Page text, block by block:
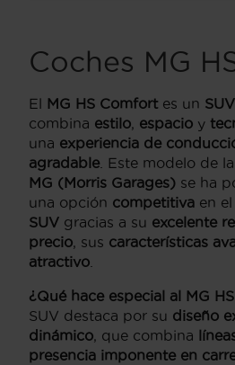
Coches MG
El MG HS Comfort es un
combina estilo espacio y
una experiencia de
agradable . Este modelo de
MG (Morris Garages) se ha
una opción competitiva en
SUV gracias a su excelente
precio , sus características
atractivo
¿Qué hace especial al MG
SUV destaca por su diseño
dinámico , que combina
presencia imponente en